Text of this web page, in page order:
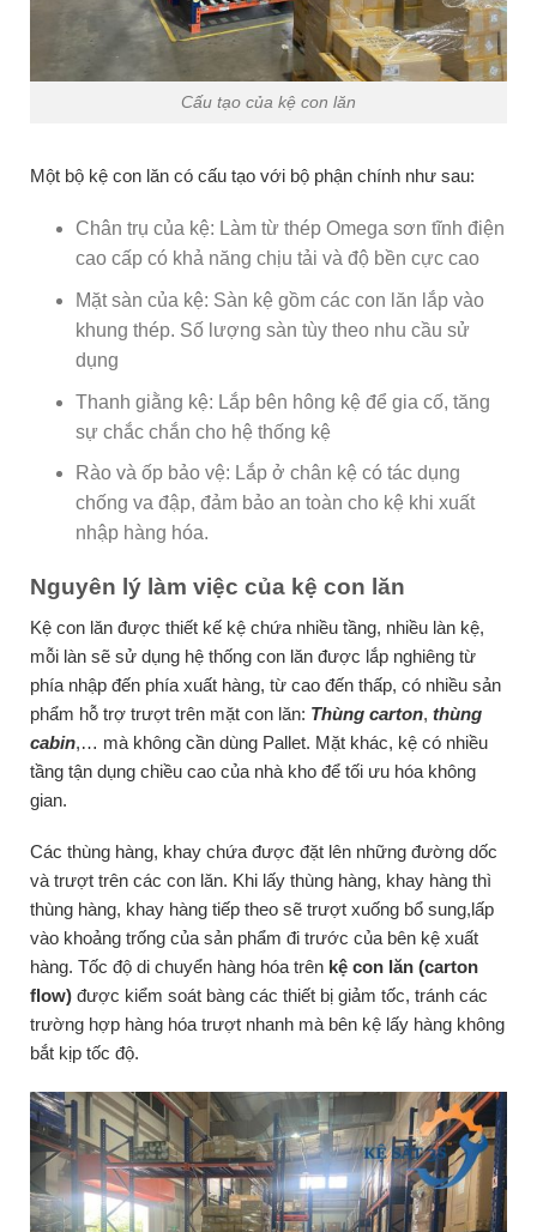
Cấu tạo của kệ con lăn
Một bộ kệ con lăn có cấu tạo với bộ phận chính như sau:
Chân trụ của kệ: Làm từ thép Omega sơn tĩnh điện
cao cấp có khả năng chịu tải và độ bền cực cao
Mặt sàn của kệ: Sàn kệ gồm các con lăn lắp vào
khung thép. Số lượng sàn tùy theo nhu cầu sử
dụng
Thanh giằng kệ: Lắp bên hông kệ để gia cố, tăng
sự chắc chắn cho hệ thống kệ
Rào và ốp bảo vệ: Lắp ở chân kệ có tác dụng
chống va đập, đảm bảo an toàn cho kệ khi xuất
nhập hàng hóa.
Nguyên lý làm việc của kệ con lăn
Kệ con lăn được thiết kế kệ chứa nhiều tầng, nhiều làn kệ,
mỗi làn sẽ sử dụng hệ thống con lăn được lắp nghiêng từ
phía nhập đến phía xuất hàng, từ cao đến thấp, có nhiều sản
phẩm hỗ trợ trượt trên mặt con lăn: Thùng carton, thùng
cabin,… mà không cần dùng Pallet. Mặt khác, kệ có nhiều
tầng tận dụng chiều cao của nhà kho để tối ưu hóa không
gian.
Các thùng hàng, khay chứa được đặt lên những đường dốc
và trượt trên các con lăn. Khi lấy thùng hàng, khay hàng thì
thùng hàng, khay hàng tiếp theo sẽ trượt xuống bổ sung,lấp
vào khoảng trống của sản phẩm đi trước của bên kệ xuất
hàng. Tốc độ di chuyển hàng hóa trên kệ con lăn (carton
flow) được kiểm soát bàng các thiết bị giảm tốc, tránh các
trường hợp hàng hóa trượt nhanh mà bên kệ lấy hàng không
bắt kịp tốc độ.